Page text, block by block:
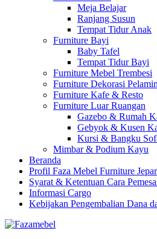
Meja Belajar
Ranjang Susun
Tempat Tidur Anak
Furniture Bayi
Baby Tafel
Tempat Tidur Bayi
Furniture Mebel Trembesi
Furniture Dekorasi
Furniture Kafe & Resto
Furniture Luar Ruangan
Gazebo & Rumah
Gebyok & Kusen
Kursi & Bangku
Mimbar & Podium Kayu
Beranda
Profil Faza Mebel Furniture
Syarat & Ketentuan Cara
Informasi Cargo
Kebijakan Pengembalian Dana